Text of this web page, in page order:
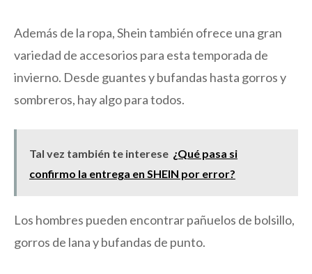
Además de la ropa, Shein también ofrece una gran
variedad de accesorios para esta temporada de
invierno. Desde guantes y bufandas hasta gorros y
sombreros, hay algo para todos.
Tal vez también te interese ¿Qué pasa si
confirmo la entrega en SHEIN por error?
Los hombres pueden encontrar pañuelos de bolsillo,
gorros de lana y bufandas de punto.